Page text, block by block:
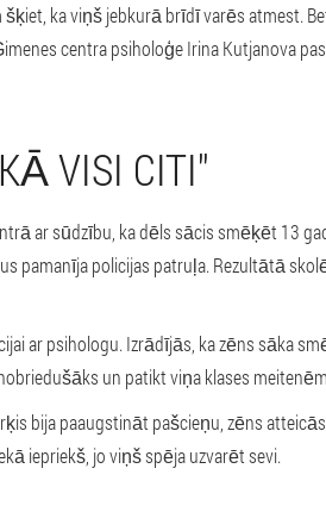
ka viņš jebkurā brīdī varēs atmest.
centra psiholoģe Irina Kutjanova
VISI CITI"
ar sūdzību, ka dēls sācis smēķēt 13
pamanīja policijas patruļa. Rezultātā
ar psihologu. Izrādījās, ka zēns sāka
un patikt viņa klases
bija paaugstināt pašcieņu, zēns
iepriekš, jo viņš spēja uzvarēt sevi.